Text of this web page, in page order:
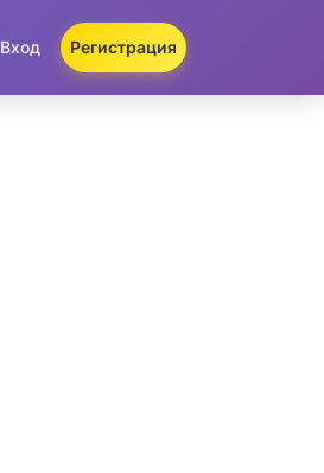
Вход Регистрация